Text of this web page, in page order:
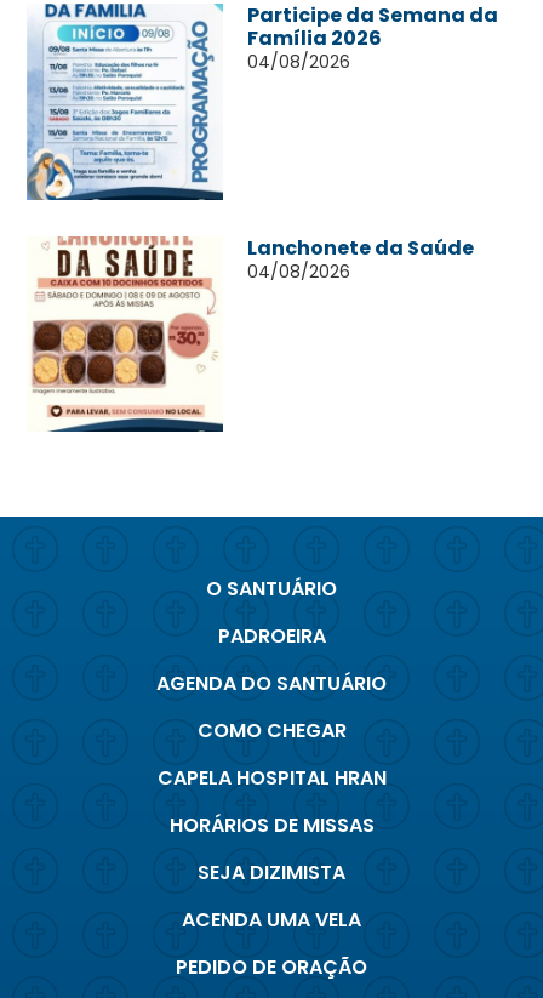
Participe da Semana da
Família 2026
04/08/2026
Lanchonete da Saúde
04/08/2026
O SANTUÁRIO
PADROEIRA
AGENDA DO SANTUÁRIO
COMO CHEGAR
CAPELA HOSPITAL HRAN
HORÁRIOS DE MISSAS
SEJA DIZIMISTA
ACENDA UMA VELA
PEDIDO DE ORAÇÃO